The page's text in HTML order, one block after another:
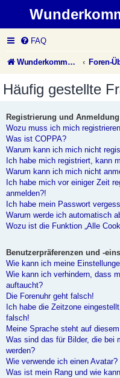
FAQ
Wunderkommunikation Website Foren-
Häufig gestellte
Registrierung und Anmeldung
Wozu muss ich mich
Was ist COPPA?
Warum kann ich mich nicht
Ich habe mich registriert, kann
Warum kann ich mich nicht
Ich habe mich vor einiger Zeit
anmelden?!
Ich habe mein Passwort
Warum werde ich automatisch
Wozu ist die Funktion „Alle
Benutzerpräferenzen und -
Wie kann ich meine
Wie kann ich verhindern, dass
auftaucht?
Die Forenuhr geht falsch!
Ich habe die Zeitzone
falsch!
Meine Sprache steht auf
Was sind das für Bilder, die bei
werden?
Wie verwende ich einen Avatar?
Was ist mein Rang und wie